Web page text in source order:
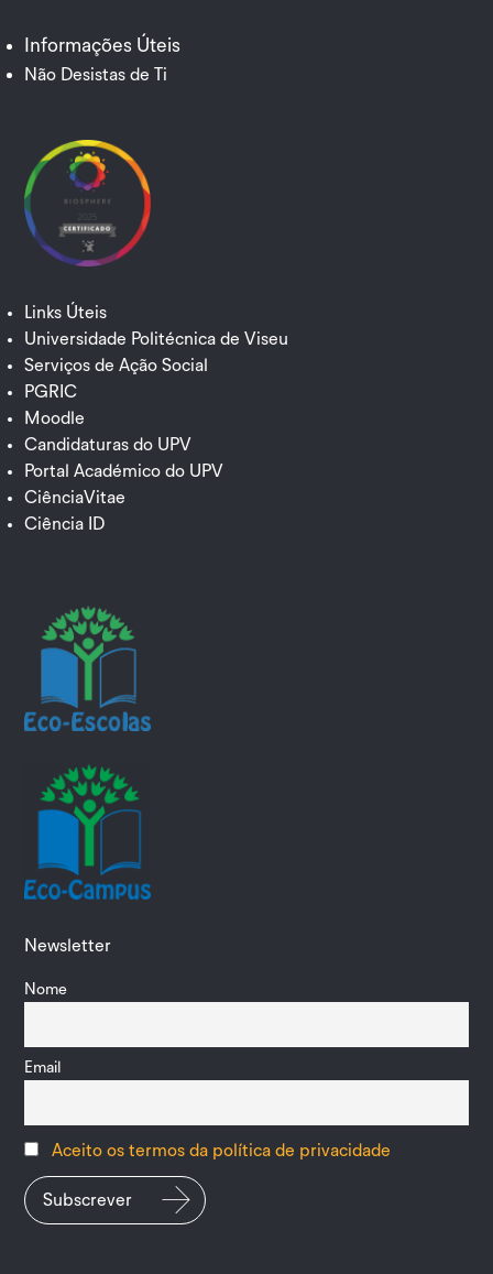
Informações Úteis
Não Desistas de Ti
Links Úteis
Universidade Politécnica de Viseu
Serviços de Ação Social
PGRIC
Moodle
Candidaturas do UPV
Portal Académico do UPV
CiênciaVitae
Ciência ID
Newsletter
Nome
Email
Aceito os termos da política de privacidade